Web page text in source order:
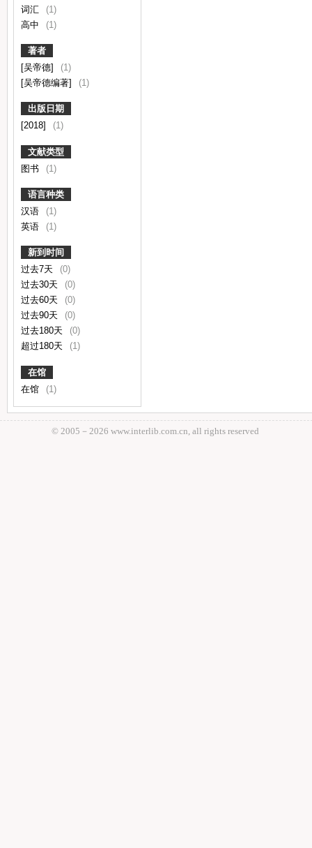
词汇
(1)
高中
(1)
著者
[吴帝德]
(1)
[吴帝德编著]
(1)
出版日期
[2018]
(1)
文献类型
图书
(1)
语言种类
汉语
(1)
英语
(1)
新到时间
过去7天
(0)
过去30天
(0)
过去60天
(0)
过去90天
(0)
过去180天
(0)
超过180天
(1)
在馆
在馆
(1)
© 2005－ 2026 www.interlib.com.cn, all rights reserved